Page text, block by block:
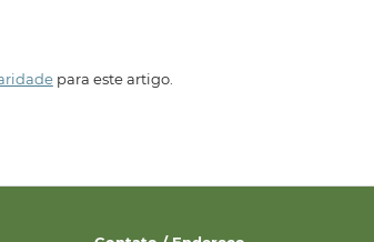
para este artigo.